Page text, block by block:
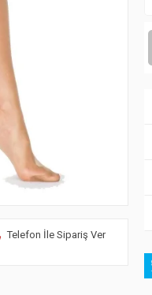
Telefon İle Sipariş Ver